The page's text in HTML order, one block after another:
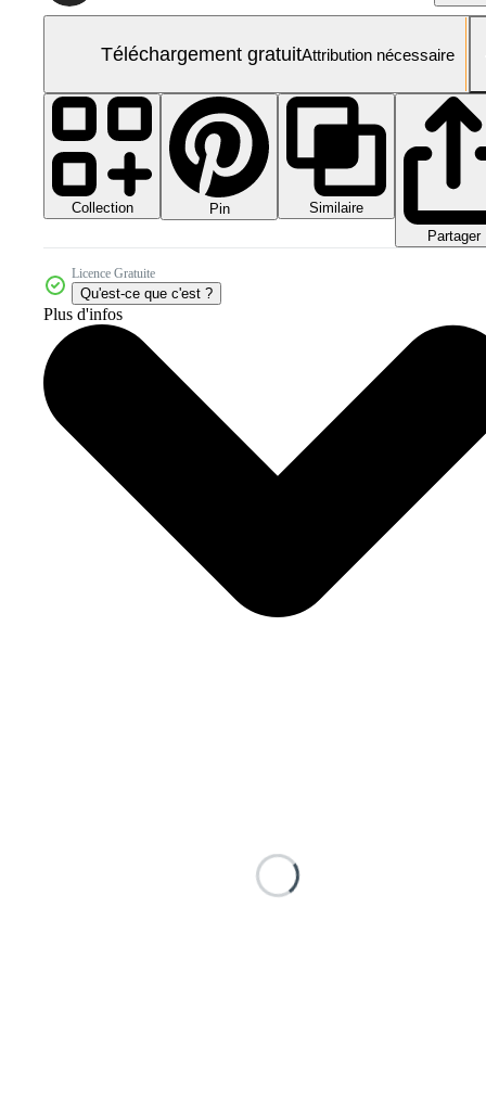
Téléchargement gratuitAttribution nécessaire
Collection Pin
Similaire
Partager
Licence Gratuite
Qu'est-ce que c'est ?
Plus d'infos